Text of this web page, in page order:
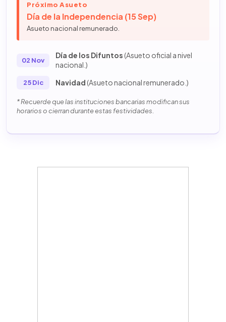
Próximo Asueto
Día de la Independencia (15 Sep)
Asueto nacional remunerado.
02 Nov
Día de los Difuntos(Asueto oficial a nivel
nacional.)
25 Dic Navidad(Asueto nacional remunerado.)
* Recuerde que las instituciones bancarias modifican sus
horarios o cierran durante estas festividades.